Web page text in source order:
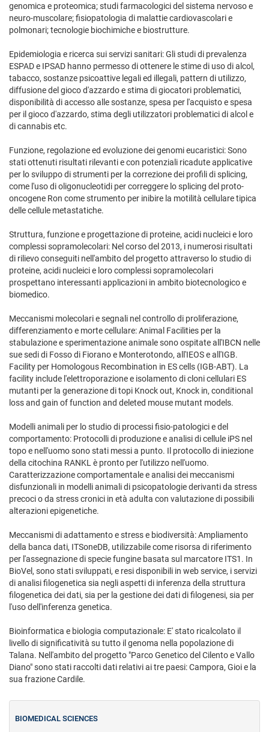
genomica e proteomica; studi farmacologici del sistema nervoso e
neuro-muscolare; fisiopatologia di malattie cardiovascolari e
polmonari; tecnologie biochimiche e biostrutture.
Epidemiologia e ricerca sui servizi sanitari: Gli studi di prevalenza
ESPAD e IPSAD hanno permesso di ottenere le stime di uso di alcol,
tabacco, sostanze psicoattive legali ed illegali, pattern di utilizzo,
diffusione del gioco d'azzardo e stima di giocatori problematici,
disponibilità di accesso alle sostanze, spesa per l'acquisto e spesa
per il gioco d'azzardo, stima degli utilizzatori problematici di alcol e
di cannabis etc.
Funzione, regolazione ed evoluzione dei genomi eucaristici: Sono
stati ottenuti risultati rilevanti e con potenziali ricadute applicative
per lo sviluppo di strumenti per la correzione dei profili di splicing,
come l'uso di oligonucleotidi per correggere lo splicing del proto-
oncogene Ron come strumento per inibire la motilità cellulare tipica
delle cellule metastatiche.
Struttura, funzione e progettazione di proteine, acidi nucleici e loro
complessi sopramolecolari: Nel corso del 2013, i numerosi risultati
di rilievo conseguiti nell'ambito del progetto attraverso lo studio di
proteine, acidi nucleici e loro complessi sopramolecolari
prospettano interessanti applicazioni in ambito biotecnologico e
biomedico.
Meccanismi molecolari e segnali nel controllo di proliferazione,
differenziamento e morte cellulare: Animal Facilities per la
stabulazione e sperimentazione animale sono ospitate all'IBCN nelle
sue sedi di Fosso di Fiorano e Monterotondo, all'IEOS e all'IGB.
Facility per Homologous Recombination in ES cells (IGB-ABT). La
facility include l'elettroporazione e isolamento di cloni cellulari ES
mutanti per la generazione di topi Knock out, Knock in, conditional
loss and gain of function and deleted mouse mutant models.
Modelli animali per lo studio di processi fisio-patologici e del
comportamento: Protocolli di produzione e analisi di cellule iPS nel
topo e nell'uomo sono stati messi a punto. Il protocollo di iniezione
della citochina RANKL è pronto per l'utilizzo nell'uomo.
Caratterizzazione comportamentale e analisi dei meccanismi
disfunzionali in modelli animali di psicopatologie derivanti da stress
precoci o da stress cronici in età adulta con valutazione di possibili
alterazioni epigenetiche.
Meccanismi di adattamento e stress e biodiversità: Ampliamento
della banca dati, ITSoneDB, utilizzabile come risorsa di riferimento
per l'assegnazione di specie fungine basata sul marcatore ITS1. In
BioVel, sono stati sviluppati, e resi disponibili in web service, i servizi
di analisi filogenetica sia negli aspetti di inferenza della struttura
filogenetica dei dati, sia per la gestione dei dati di filogenesi, sia per
l'uso dell'inferenza genetica.
Bioinformatica e biologia computazionale: E' stato ricalcolato il
livello di significatività su tutto il genoma nella popolazione di
Talana. Nell'ambito del progetto "Parco Genetico del Cilento e Vallo
Diano" sono stati raccolti dati relativi ai tre paesi: Campora, Gioi e la
sua frazione Cardile.
BIOMEDICAL SCIENCES